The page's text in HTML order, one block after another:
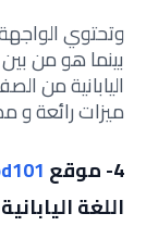
وتحتوي
بينما هو من
اليابانية من
ميزات رائعة و
4- موقع
اللغة